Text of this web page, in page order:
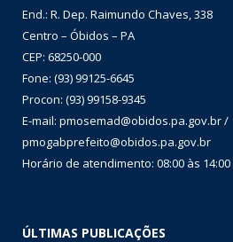
End.: R. Dep. Raimundo Chaves, 338
Centro – Óbidos – PA
CEP: 68250-000
Fone: (93) 99125-6645
Procon: (93) 99158-9345
E-mail: pmosemad@obidos.pa.gov.br /
pmogabprefeito@obidos.pa.gov.br
Horário de atendimento: 08:00 às 14:00
ÚLTIMAS PUBLICAÇÕES